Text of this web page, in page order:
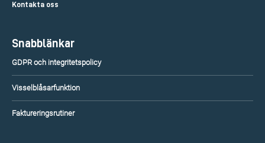
Kontakta oss
Snabblänkar
GDPR och integritetspolicy
Visselblåsarfunktion
Faktureringsrutiner